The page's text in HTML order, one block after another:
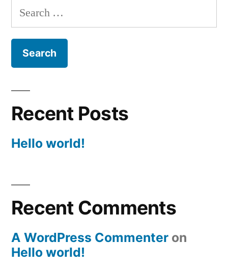
Search
for:
Recent Posts
Hello world!
Recent Comments
A WordPress Commenter on
Hello world!